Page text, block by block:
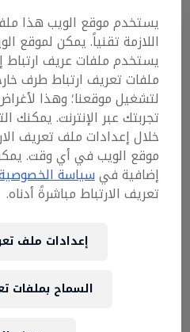
إم إس دوسري جايم
المملكة العربية
يستخدم موقع الويب هذا
اللازمة تقنياً. يمكن لموقع
يستخدم ملفات عريف
ملفات تعريف ارتباط طرف
لتشغيل موقعنا؛ وهذا
تجربتك عبر الإنترنت. يمكنك
خلال إعدادات ملف تعريف
موقع الويب في أي وقت.
إضافية فيسياسة
تعريف الارتباط مباشرةً أدناه.
إعدادات ملف
السماح بملفات